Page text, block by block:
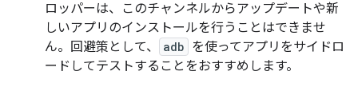
ロッパーは、このチャンネルからアップデートや新
しいアプリのインストールを行うことはできませ
ん。回避策として、
adb を使ってアプリをサイドロ
ードしてテストすることをおすすめします。